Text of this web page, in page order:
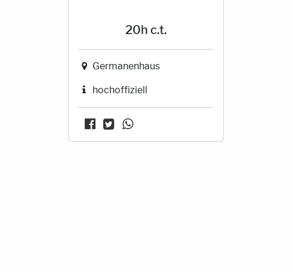
20h c.t.
Germanenhaus
hochoffiziell